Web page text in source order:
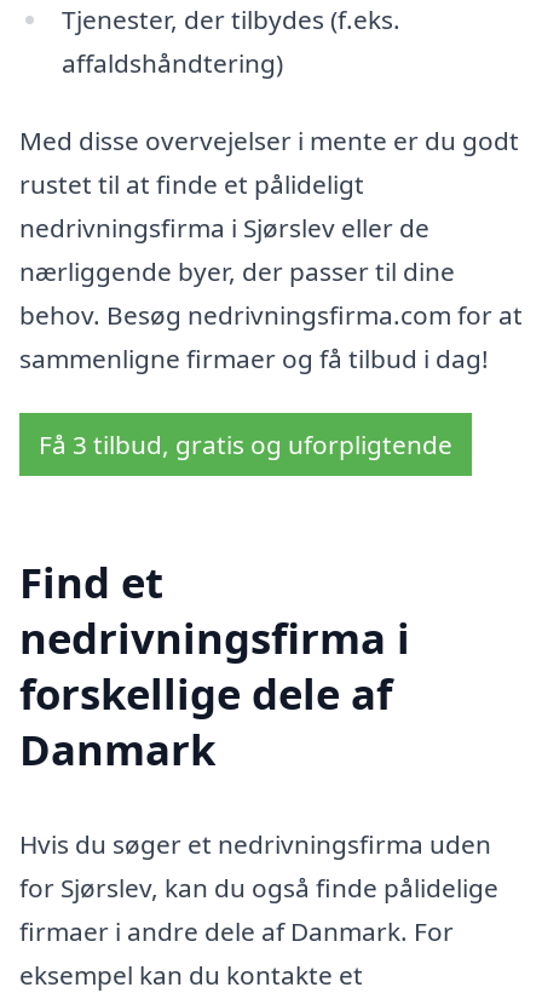
Tjenester, der tilbydes (f.eks.
affaldshåndtering)
Med disse overvejelser i mente er du godt
rustet til at finde et pålideligt
nedrivningsfirma i Sjørslev eller de
nærliggende byer, der passer til dine
behov. Besøg nedrivningsfirma.com for at
sammenligne firmaer og få tilbud i dag!
Få 3 tilbud, gratis og uforpligtende
Find et
nedrivningsfirma i
forskellige dele af
Danmark
Hvis du søger et nedrivningsfirma uden
for Sjørslev, kan du også finde pålidelige
firmaer i andre dele af Danmark. For
eksempel kan du kontakte et